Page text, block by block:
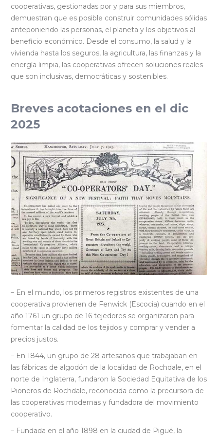
cooperativas, gestionadas por y para sus miembros,
demuestran que es posible construir comunidades sólidas
anteponiendo las personas, el planeta y los objetivos al
beneficio económico. Desde el consumo, la salud y la
vivienda hasta los seguros, la agricultura, las finanzas y la
energía limpia, las cooperativas ofrecen soluciones reales
que son inclusivas, democráticas y sostenibles.
Breves acotaciones en el dic
2025
– En el mundo, los primeros registros existentes de una
cooperativa provienen de Fenwick (Escocia) cuando en el
año 1761 un grupo de 16 tejedores se organizaron para
fomentar la calidad de los tejidos y comprar y vender a
precios justos.
– En 1844, un grupo de 28 artesanos que trabajaban en
las fábricas de algodón de la localidad de Rochdale, en el
norte de Inglaterra, fundaron la Sociedad Equitativa de los
Pioneros de Rochdale, reconocida como la precursora de
las cooperativas modernas y fundadora del movimiento
cooperativo.
– Fundada en el año 1898 en la ciudad de Pigué, la